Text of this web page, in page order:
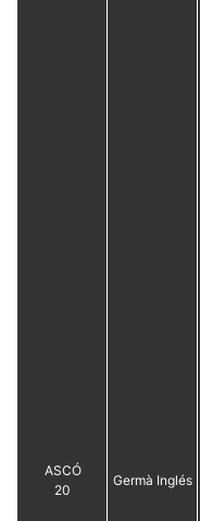
ASCÓ
20
Germà Inglés